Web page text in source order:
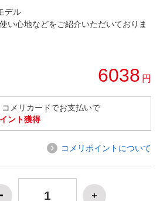
デル
い心地などをご紹介いただいておりま
6038 円
メリカードでお支払いで
ント獲得
コメリポイントについて